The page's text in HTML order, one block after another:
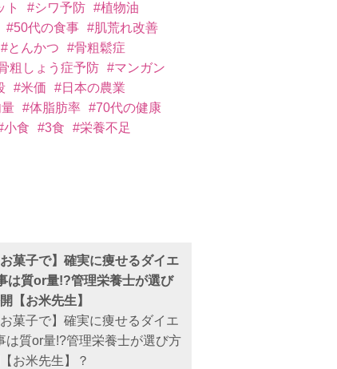
ト #シワ予防 #植物油
#50代の食事 #肌荒れ改善
#とんかつ
#骨粗鬆症
粗しょう症予防 #マンガン
#米価
#日本の農業
#体脂肪率 #70代の健康
小食 #3食
#栄養不足
お菓子で】確実に痩せるダイエ
は質or量!?管理栄養士が選び
【お米先生】
お菓子で】確実に痩せるダイエ
は質or量!?管理栄養士が選び方
お米先生】？